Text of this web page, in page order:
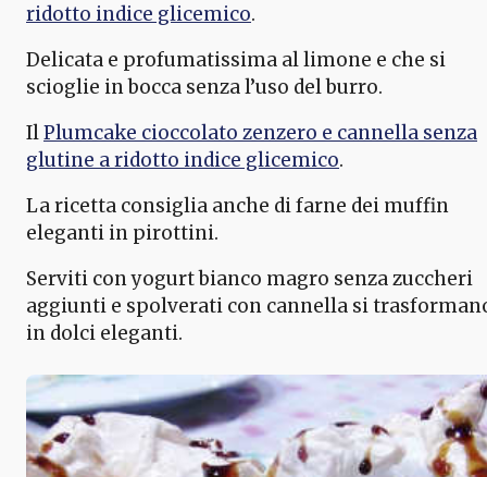
ridotto indice glicemico.
Delicata e profumatissima al limone e che si
scioglie in bocca senza l’uso del burro.
IlPlumcake cioccolato zenzero e cannella senza
glutine a ridotto indice glicemico.
La ricetta consiglia anche di farne dei muffin
eleganti in pirottini.
Serviti con yogurt bianco magro senza zuccheri
aggiunti e spolverati con cannella si
in dolci eleganti.